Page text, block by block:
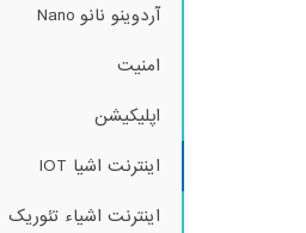
آردوینو نانو Nano
امنیت
اپلیکیشن
اینترنت اشیا IOT
اینترنت اشیاء تئوریک